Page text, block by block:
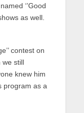
‘’Good
as well.
contest on
we still
knew him
program as a